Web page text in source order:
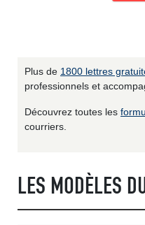
Plus de 1800 lettres
professionnels et
Découvrez toutes les
courriers.
LES MODÈLES